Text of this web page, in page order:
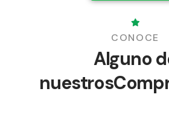
CONOCE
Alguno
nuestros